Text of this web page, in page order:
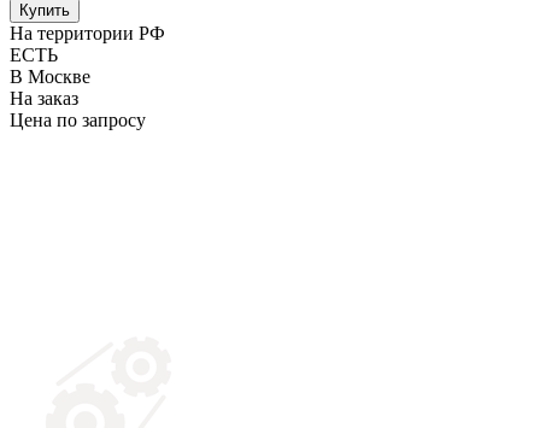
Купить
На территории РФ
ЕСТЬ
В Москве
На заказ
Цена по запросу